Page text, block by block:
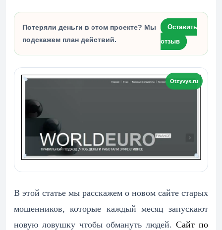
Потеряли деньги в этом проекте? Мы
подскажем план действий.
Оставить
отзыв
В этой статье мы расскажем о новом сайте старых
мошенников, которые каждый месяц запускают
новую ловушку чтобы обмануть людей. Сайт по